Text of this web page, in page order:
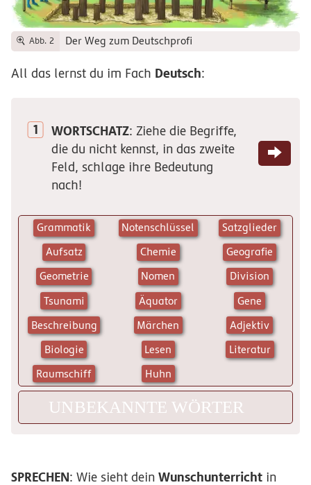
Abb. 2 Der Weg zum Deutschprofi
All das lernst du im Fach Deutsch:
WORTSCHATZ: Ziehe die Begriffe,
die du nicht kennst, in das zweite
Feld, schlage ihre Bedeutung
nach!
Grammatik Notenschlüssel
Satzglieder
Aufsatz
Chemie
Geografie
Geometrie
Nomen
Division
Tsunami
Äquator
Gene
Beschreibung
Märchen
Adjektiv
Biologie
Lesen
Literatur
Raumschiff
Huhn
SPRECHEN: Wie sieht dein Wunschunterricht in